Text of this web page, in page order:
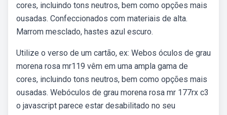
cores, incluindo tons neutros, bem como opções mais
ousadas. Confeccionados com materiais de alta.
Marrom mesclado, hastes azul escuro.
Utilize o verso de um cartão, ex: Webos óculos de grau
morena rosa mr119 vêm em uma ampla gama de
cores, incluindo tons neutros, bem como opções mais
ousadas. Webóculos de grau morena rosa mr 177rx c3
o javascript parece estar desabilitado no seu